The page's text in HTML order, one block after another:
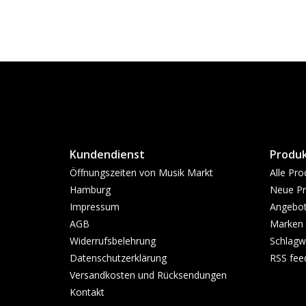
Kundendienst
Öffnungszeiten von Musik Markt
Hamburg
Impressum
AGB
Widerrufsbelehrung
Datenschutzerklärung
Versandkosten und Rücksendungen
Kontakt
Alle
Neue
Marken
RSS